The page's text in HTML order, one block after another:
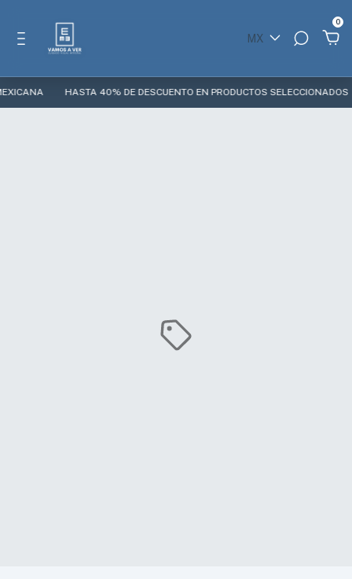
MX
0
HASTA 40% DE DESCUENTO EN PRODUCTOS SELECCIONADOS